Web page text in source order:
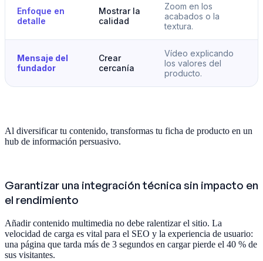
Enfoque en
detalle
Mostrar la
calidad
Zoom en los
acabados o la
textura.
Mensaje del
fundador
Crear
cercanía
Vídeo explicando
los valores del
producto.
Al diversificar tu contenido, transformas tu ficha de producto en un
hub de información persuasivo.
Garantizar una integración técnica sin impacto en
el rendimiento
Añadir contenido multimedia no debe ralentizar el sitio. La
velocidad de carga es vital para el SEO y la experiencia de usuario:
una página que tarda más de 3 segundos en cargar pierde el 40 % de
sus visitantes.